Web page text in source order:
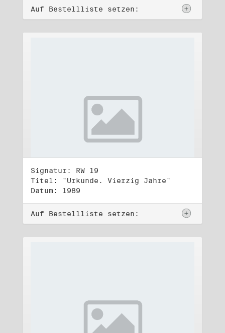
Auf Bestellliste setzen:
Signatur: RW 19
Titel: "Urkunde. Vierzig Jahre"
Datum: 1989
Auf Bestellliste setzen: